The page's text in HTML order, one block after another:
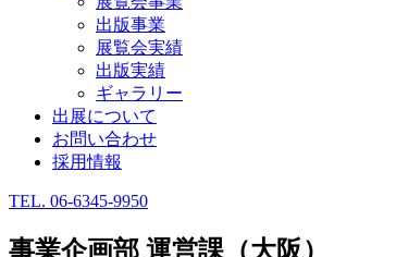
出版事業
展覧会実績
出版実績
ギャラリー
出展について
お問い合わせ
採用情報
TEL. 06-6345-9950
事業企画部 運営課（大阪）